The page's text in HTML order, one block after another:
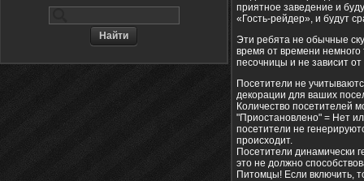
приятное заведение и
«Гость-рейдер», и будут
Эти ребята не обычные
время от времени немного
песочницы и не зависит
Посетители не
декорации для ваших
Количество посетителей
"Приостановлено" = Нет
посетители не
происходит.
Посетители динамически
это не должно
Питомцы! Если включить,